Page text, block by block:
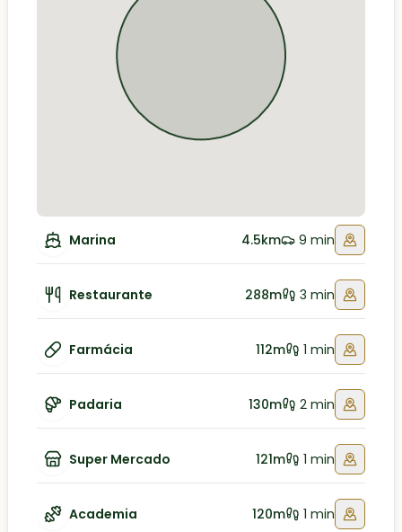
Marina 4.5km 9 min
Restaurante 288m 3 min
Farmácia 112m 1 min
Padaria 130m 2 min
Super Mercado 121m 1 min
Academia 120m 1 min